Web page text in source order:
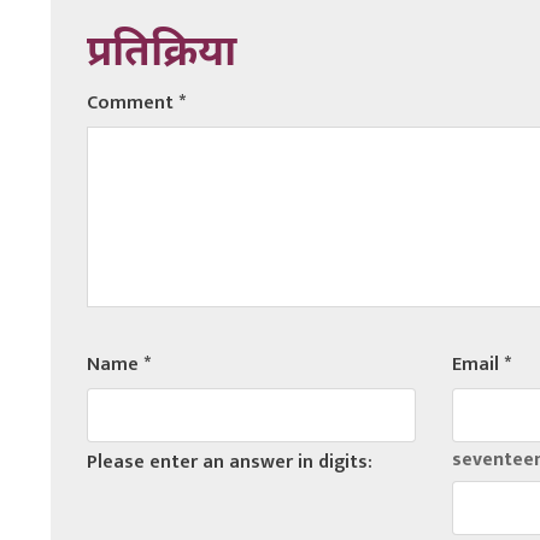
प्रतिक्रिया
Comment*
Name* Email*
Please enter an answer in digits: